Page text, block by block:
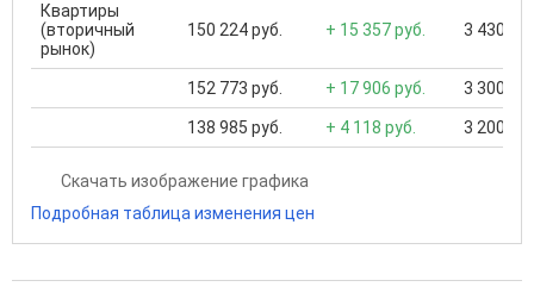
Квартиры
(вторичный
рынок)
150 224 руб. + 15 357 руб. 3 430
152 773 руб. + 17 906 руб. 3 300
138 985 руб. + 4 118 руб. 3 200
Скачать изображение графика
Подробная таблица изменения цен